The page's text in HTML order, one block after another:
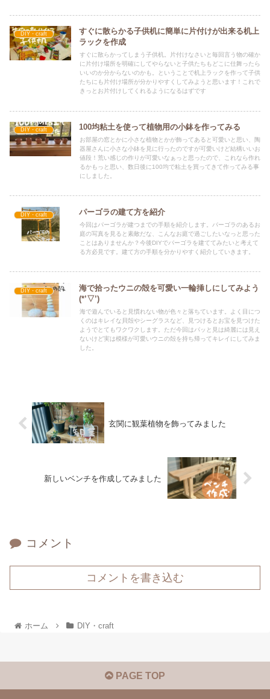
DIY・craft
すぐに散らかる子供机に簡単に片付けが出来る机上
ラックを作成
すぐに散らかってしまう子供机。片付けなさいと毎回言う物の確か
に片付け場所を明確にしてやらないと子供たちもどこに仕舞ったら
いいのか分からないのかも。ということで机上ラックを作って子供
たちにも片付け場所が分かりやすくしてみようと思います！これで
きっとお片付けしてくれるようになるはずです
DIY・craft 100均粘土を使って植物用の小鉢を作ってみる
お部屋の窓とかに小さな植物とかが飾ってあると可愛いと思い、陶
器屋さんに小さな小鉢を見に行ったのですが可愛いけど結構いいお
値段！荒い感じの作りが可愛いなぁっと思ったので、これなら作れ
るかもっと思い、数日後に100均で粘土を買ってきて作ってみる事
にしました。
DIY・craft パーゴラの建て方を紹介
今回はパーゴラが建つまでの手順を紹介します。パーゴラのあるお
庭の写真を見ると素敵だな、こんなお庭で過ごしたいなっと思った
ことはありませんか？今後DIYでパーゴラを建ててみたいと考えて
る方必見です。建て方の手順を分かりやすく紹介していきます。
DIY・craft
海で拾ったウニの殻を可愛い一輪挿しにしてみよう
(*’▽’)
海で遊んでいると見慣れない物が色々と落ちています。よく目につ
くのはキレイな貝殻やシーグラスなど、見つけるとお宝を見つけた
ようでとてもワクワクします。ただ今回はパッと見は綺麗には見え
ないけど実は模様が可愛いウニの殻を持ち帰ってキレイにしてみま
した。
玄関に観葉植物を飾ってみました
新しいベンチを作成してみました
コメント
コメントを書き込む
ホーム DIY・craft
PAGE TOP